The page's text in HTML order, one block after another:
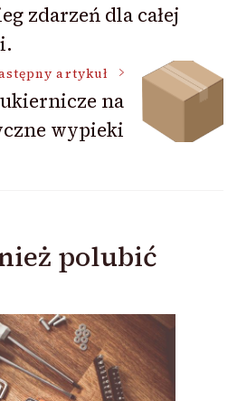
zdarzeń dla całej
artykuł
na
wypieki
polubić